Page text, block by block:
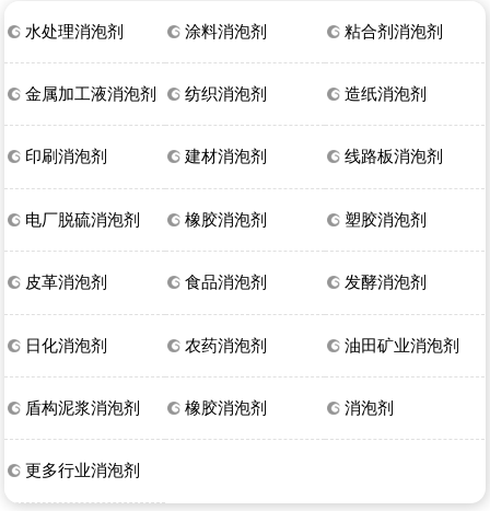
水处理消泡剂 涂料消泡剂 粘合剂消泡剂
金属加工液消泡剂 纺织消泡剂 造纸消泡剂
印刷消泡剂 建材消泡剂 线路板消泡剂
电厂脱硫消泡剂 橡胶消泡剂 塑胶消泡剂
皮革消泡剂 食品消泡剂 发酵消泡剂
日化消泡剂 农药消泡剂 油田矿业消泡剂
盾构泥浆消泡剂 橡胶消泡剂 消泡剂
更多行业消泡剂